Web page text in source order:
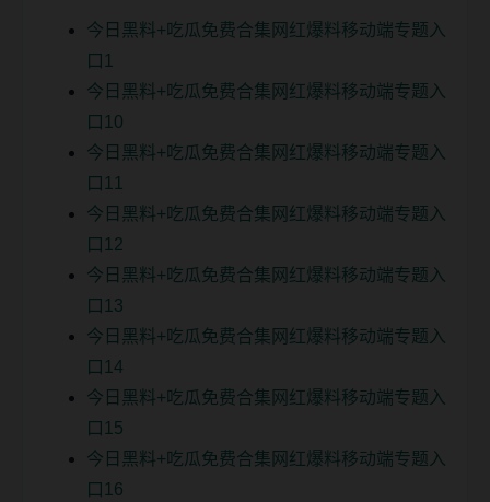
今日黑料+吃瓜免费合集网红爆料移动端专题入
口1
今日黑料+吃瓜免费合集网红爆料移动端专题入
口10
今日黑料+吃瓜免费合集网红爆料移动端专题入
口11
今日黑料+吃瓜免费合集网红爆料移动端专题入
口12
今日黑料+吃瓜免费合集网红爆料移动端专题入
口13
今日黑料+吃瓜免费合集网红爆料移动端专题入
口14
今日黑料+吃瓜免费合集网红爆料移动端专题入
口15
今日黑料+吃瓜免费合集网红爆料移动端专题入
口16